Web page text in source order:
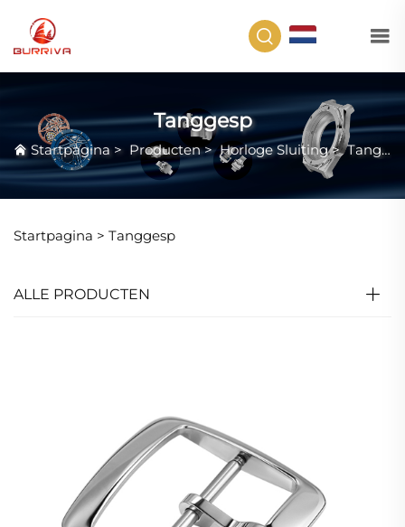
Tanggesp
Startpagina> Producten>Horloge Sluiting>Tanggesp
Startpagina > Tanggesp
ALLE PRODUCTEN